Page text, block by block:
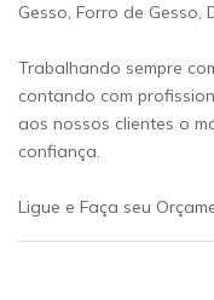
Gesso, Forro de Gesso,
Trabalhando sempre
contando com
aos nossos clientes o
confiança.
Ligue e Faça seu